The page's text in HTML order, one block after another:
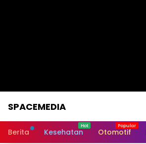
SPACEMEDIA
Berita Kesehatan Otomotif